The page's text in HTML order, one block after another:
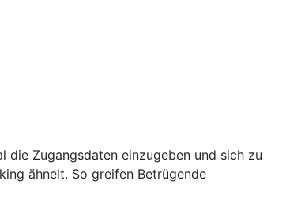
die Zugangsdaten einzugeben und sich zu
ähnelt. So greifen Betrügende